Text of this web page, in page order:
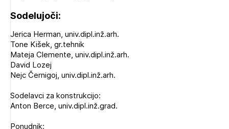
Sodelujoči:
Jerica Herman, univ.dipl.inž.arh.
Tone Kišek, gr.tehnik
Mateja Clemente, univ.dipl.inž.arh.
David Lozej
Nejc Černigoj, univ.dipl.inž.arh.
Sodelavci za konstrukcijo:
Anton Berce, univ.dipl.inž.grad.
Ponudnik: